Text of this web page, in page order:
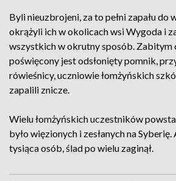
Byli nieuzbrojeni, za to pełni zapału do
okrążyli ich w okolicach wsi Wygoda i
wszystkich w okrutny sposób. Zabitym
poświęcony jest odsłonięty pomnik,
rówieśnicy, uczniowie łomżyńskich
zapalili znicze.
Wielu łomżyńskich uczestników
było więzionych i zesłanych na
tysiąca osób, ślad po wielu zaginął.